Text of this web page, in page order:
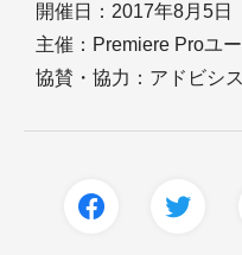
開催日：2017年8月5日
主催：Premiere Proユ
協賛・協力：アドビシ